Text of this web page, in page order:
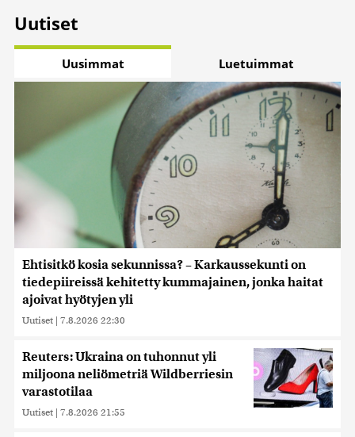
Uutiset
Uusimmat Luetuimmat
Ehtisitkö kosia sekunnissa? – Karkaussekunti on
tiedepiireissä kehitetty kummajainen, jonka haitat
ajoivat hyötyjen yli
Uutiset | 7.8.2026 22:30
Reuters: Ukraina on tuhonnut yli
miljoona neliömetriä Wildberriesin
varastotilaa
Uutiset | 7.8.2026 21:55